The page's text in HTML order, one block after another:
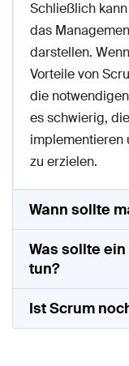
Schließlich
das
darstellen.
Vorteile von
die
es schwierig,
implementieren
zu erzielen.
Wann sollte
Was sollte
tun?
Ist Scrum